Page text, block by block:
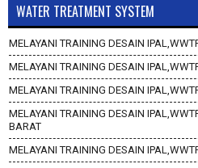
WATER TREATMENT SYSTEM
MELAYANI TRAINING DESAIN
MELAYANI TRAINING DESAIN
MELAYANI TRAINING DESAIN
MELAYANI TRAINING DESAIN
BARAT
MELAYANI TRAINING DESAIN